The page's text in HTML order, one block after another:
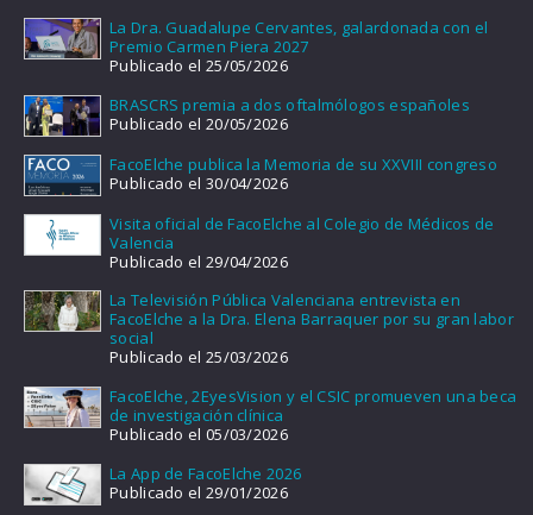
La Dra. Guadalupe Cervantes, galardonada con el
Premio Carmen Piera 2027
Publicado el 25/05/2026
BRASCRS premia a dos oftalmólogos españoles
Publicado el 20/05/2026
FacoElche publica la Memoria de su XXVIII congreso
Publicado el 30/04/2026
Visita oficial de FacoElche al Colegio de Médicos de
Valencia
Publicado el 29/04/2026
La Televisión Pública Valenciana entrevista en
FacoElche a la Dra. Elena Barraquer por su gran labor
social
Publicado el 25/03/2026
FacoElche, 2EyesVision y el CSIC promueven una beca
de investigación clínica
Publicado el 05/03/2026
La App de FacoElche 2026
Publicado el 29/01/2026